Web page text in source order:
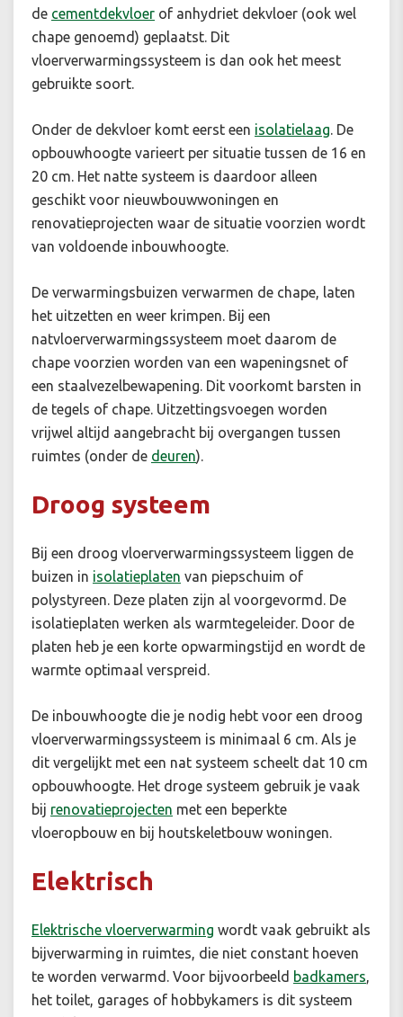
de cementdekvloer of anhydriet dekvloer (ook wel
chape genoemd) geplaatst. Dit
vloerverwarmingssysteem is dan ook het meest
gebruikte soort.
Onder de dekvloer komt eerst een isolatielaag. De
opbouwhoogte varieert per situatie tussen de 16 en
20 cm. Het natte systeem is daardoor alleen
geschikt voor nieuwbouwwoningen en
renovatieprojecten waar de situatie voorzien wordt
van voldoende inbouwhoogte.
De verwarmingsbuizen verwarmen de chape, laten
het uitzetten en weer krimpen. Bij een
natvloerverwarmingssysteem moet daarom de
chape voorzien worden van een wapeningsnet of
een staalvezelbewapening. Dit voorkomt barsten in
de tegels of chape. Uitzettingsvoegen worden
vrijwel altijd aangebracht bij overgangen tussen
ruimtes (onder de deuren).
Droog systeem
Bij een droog vloerverwarmingssysteem liggen de
buizen in isolatieplaten van piepschuim of
polystyreen. Deze platen zijn al voorgevormd. De
isolatieplaten werken als warmtegeleider. Door de
platen heb je een korte opwarmingstijd en wordt de
warmte optimaal verspreid.
De inbouwhoogte die je nodig hebt voor een droog
vloerverwarmingssysteem is minimaal 6 cm. Als je
dit vergelijkt met een nat systeem scheelt dat 10 cm
opbouwhoogte. Het droge systeem gebruik je vaak
bij renovatieprojecten met een beperkte
vloeropbouw en bij houtskeletbouw woningen.
Elektrisch
Elektrische vloerverwarming wordt vaak gebruikt als
bijverwarming in ruimtes, die niet constant hoeven
te worden verwarmd. Voor bijvoorbeeld badkamers,
het toilet, garages of hobbykamers is dit systeem